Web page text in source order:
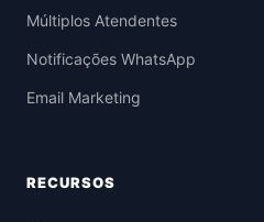
Múltiplos Atendentes
Notificações WhatsApp
Email Marketing
RECURSOS